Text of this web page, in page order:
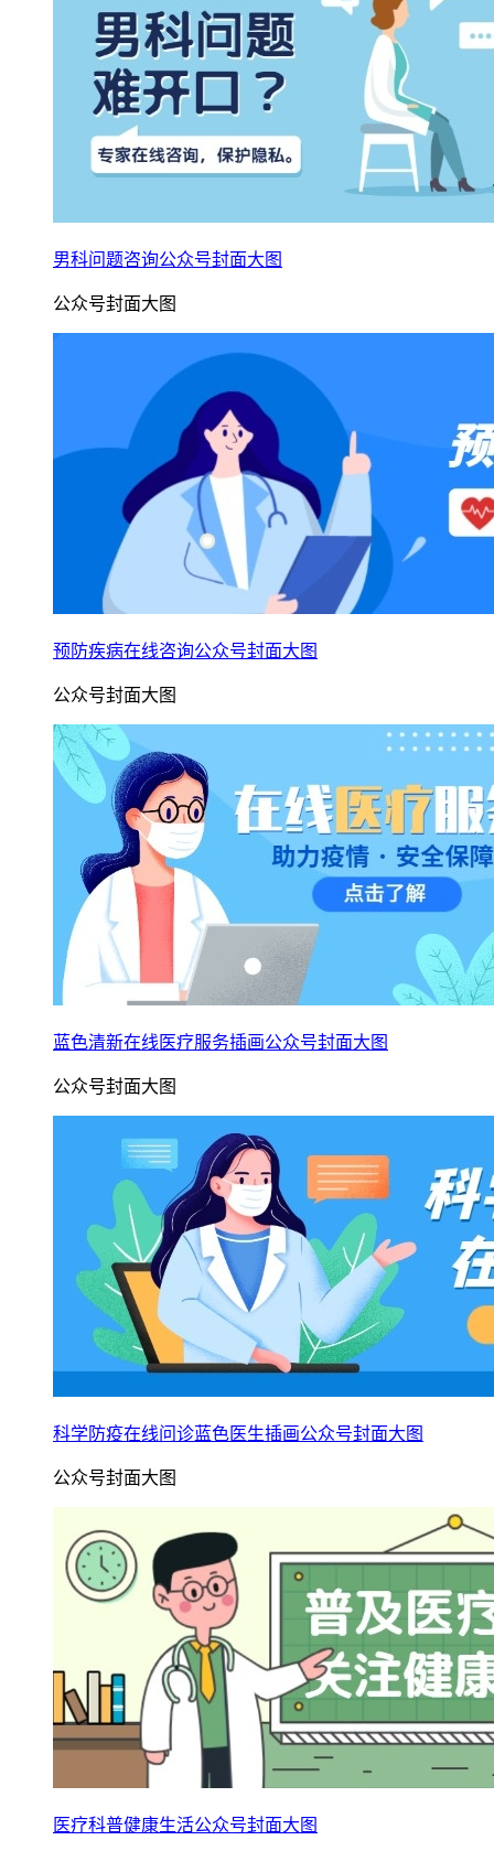
男科问题咨询公众号封面大图
公众号封面大图
预防疾病在线咨询公众号封面大图
公众号封面大图
蓝色清新在线医疗服务插画公众号封面大图
公众号封面大图
科学防疫在线问诊蓝色医生插画公众号封面大图
公众号封面大图
医疗科普健康生活公众号封面大图